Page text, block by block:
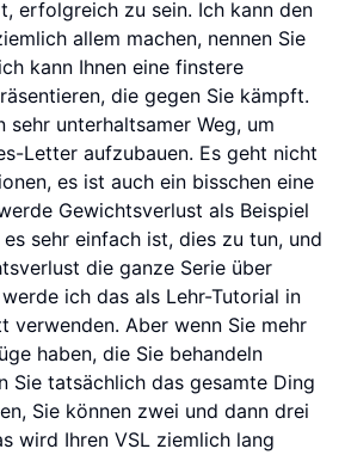
erfolgreich zu sein. Ich kann den
allem machen, nennen Sie
kann Ihnen eine finstere
die gegen Sie kämpft.
sehr unterhaltsamer Weg, um
Letter aufzubauen. Es geht nicht
es ist auch ein bisschen eine
Gewichtsverlust als Beispiel
sehr einfach ist, dies zu tun, und
die ganze Serie über
ich das als Lehr-Tutorial in
verwenden. Aber wenn Sie mehr
haben, die Sie behandeln
Sie tatsächlich das gesamte Ding
Sie können zwei und dann drei
wird Ihren VSL ziemlich lang